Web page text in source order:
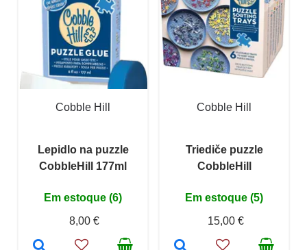
Cobble Hill
Lepidlo na puzzle
CobbleHill 177ml
Em estoque (6)
8,00 €
Cobble Hill
Triediče puzzle
CobbleHill
Em estoque (5)
15,00 €